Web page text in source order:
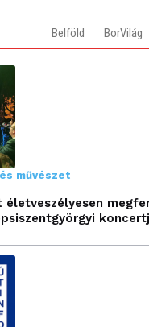
Belföld BorVilág
művészet
életveszélyesen